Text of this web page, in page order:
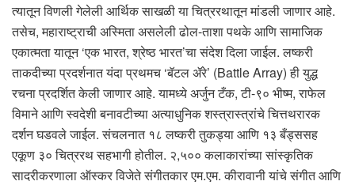
त्यातून विणली गेलेली आर्थिक साखळी या चित्ररथातून मांडली जाणार आहे.
तसेच, महाराष्ट्राची अस्मिता असलेली ढोल-ताशा पथके आणि सामाजिक
एकात्मता यातून ‘एक भारत, श्रेष्ठ भारत’चा संदेश दिला जाईल. लष्करी
ताकदीच्या प्रदर्शनात यंदा प्रथमच ‘बॅटल ॲरे’ (Battle Array) ही युद्ध
रचना प्रदर्शित केली जाणार आहे. यामध्ये अर्जुन टँक, टी-९० भीष्म, राफेल
विमाने आणि स्वदेशी बनावटीच्या अत्याधुनिक शस्त्रास्त्रांचे चित्तथरारक
दर्शन घडवले जाईल. संचलनात १८ लष्करी तुकड्या आणि १३ बँड्ससह
एकूण ३० चित्ररथ सहभागी होतील. २,५०० कलाकारांच्या सांस्कृतिक
सादरीकरणाला ऑस्कर विजेते संगीतकार एम.एम. कीरावानी यांचे संगीत आणि